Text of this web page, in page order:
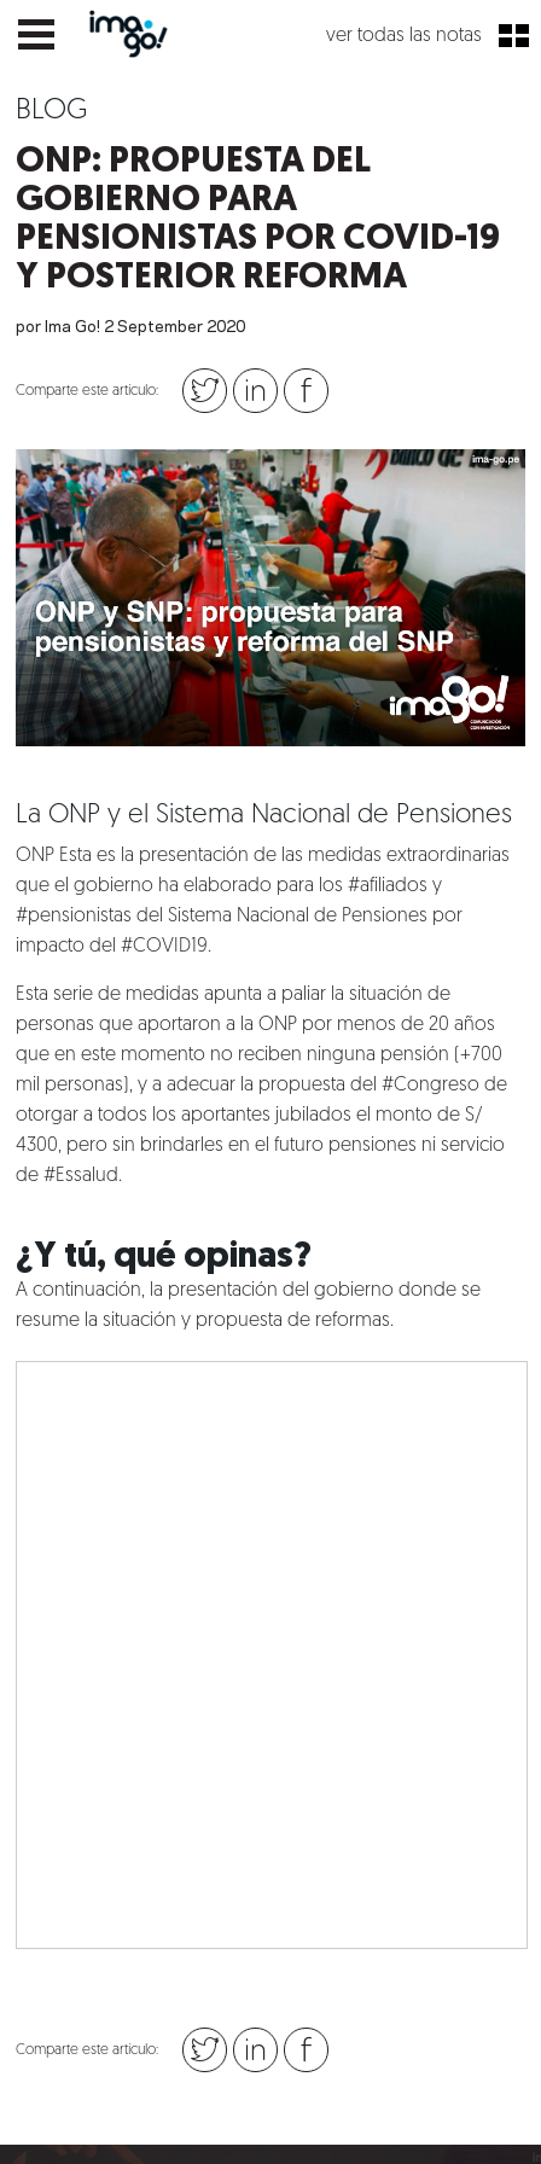
Nosotros
Clientes
Lo que hacemos
Blog
Talento
ver todas las notas
BLOG
ONP: PROPUESTA DEL
GOBIERNO PARA
PENSIONISTAS POR COVID-19
Y POSTERIOR REFORMA
por Ima Go! 2 September 2020
Comparte este artículo:
La ONP y el Sistema Nacional de Pensiones
ONP Esta es la presentación de las medidas extraordinarias
que el gobierno ha elaborado para los #afiliados y
#pensionistas del Sistema Nacional de Pensiones por
impacto del #COVID19.
Esta serie de medidas apunta a paliar la situación de
personas que aportaron a la ONP por menos de 20 años
que en este momento no reciben ninguna pensión (+700
mil personas), y a adecuar la propuesta del #Congreso de
otorgar a todos los aportantes jubilados el monto de S/
4300, pero sin brindarles en el futuro pensiones ni servicio
de #Essalud.
¿Y tú, qué opinas?
A continuación, la presentación del gobierno donde se
resume la situación y propuesta de reformas.
Comparte este artículo: